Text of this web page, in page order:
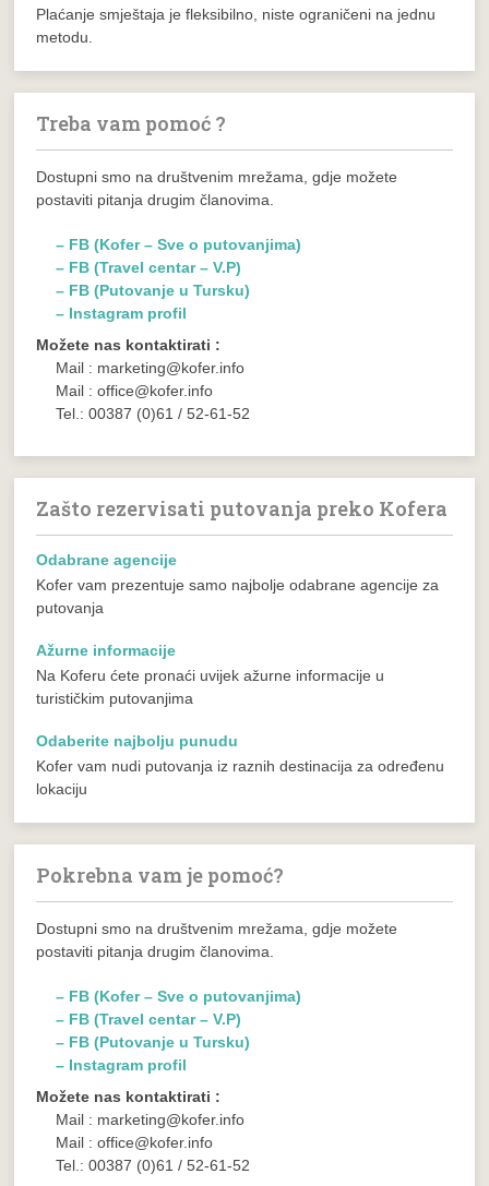
Plaćanje smještaja je fleksibilno, niste ograničeni na jednu
metodu.
Treba vam pomoć ?
Dostupni smo na društvenim mrežama, gdje možete
postaviti pitanja drugim članovima.
– FB (Kofer – Sve o putovanjima)
– FB (Travel centar – V.P)
– FB (Putovanje u Tursku)
– Instagram profil
Možete nas kontaktirati :
Mail : marketing@kofer.info
Mail : office@kofer.info
Tel.: 00387 (0)61 / 52-61-52
Zašto rezervisati putovanja preko Kofera
Odabrane agencije
Kofer vam prezentuje samo najbolje odabrane agencije za
putovanja
Ažurne informacije
Na Koferu ćete pronaći uvijek ažurne informacije u
turističkim putovanjima
Odaberite najbolju punudu
Kofer vam nudi putovanja iz raznih destinacija za određenu
lokaciju
Pokrebna vam je pomoć?
Dostupni smo na društvenim mrežama, gdje možete
postaviti pitanja drugim članovima.
– FB (Kofer – Sve o putovanjima)
– FB (Travel centar – V.P)
– FB (Putovanje u Tursku)
– Instagram profil
Možete nas kontaktirati :
Mail : marketing@kofer.info
Mail : office@kofer.info
Tel.: 00387 (0)61 / 52-61-52